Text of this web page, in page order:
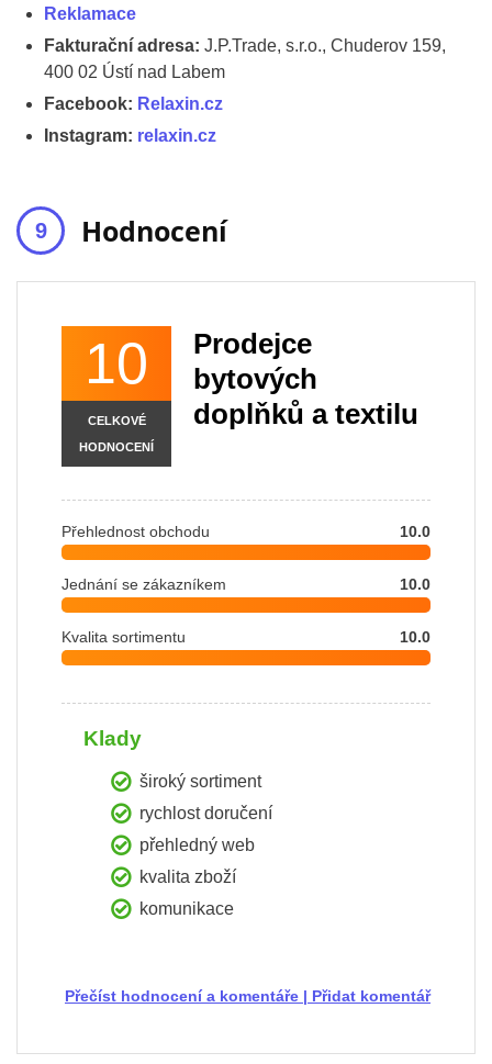
Reklamace
Fakturační adresa: J.P.Trade, s.r.o., Chuderov 159,
400 02 Ústí nad Labem
Facebook: Relaxin.cz
Instagram: relaxin.cz
Hodnocení
10
CELKOVÉ
HODNOCENÍ
Prodejce
bytových
doplňků a textilu
Přehlednost obchodu 10.0
Jednání se zákazníkem 10.0
Kvalita sortimentu 10.0
Klady
široký sortiment
rychlost doručení
přehledný web
kvalita zboží
komunikace
Přidat komentář
|
Přečíst hodnocení a komentáře